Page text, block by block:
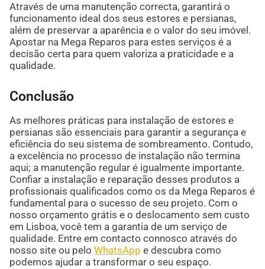
Através de uma manutenção correcta, garantirá o
funcionamento ideal dos seus estores e persianas,
além de preservar a aparência e o valor do seu imóvel.
Apostar na Mega Reparos para estes serviços é a
decisão certa para quem valoriza a praticidade e a
qualidade.
Conclusão
As melhores práticas para instalação de estores e
persianas são essenciais para garantir a segurança e
eficiência do seu sistema de sombreamento. Contudo,
a excelência no processo de instalação não termina
aqui; a manutenção regular é igualmente importante.
Confiar a instalação e reparação desses produtos a
profissionais qualificados como os da Mega Reparos é
fundamental para o sucesso de seu projeto. Com o
nosso orçamento grátis e o deslocamento sem custo
em Lisboa, você tem a garantia de um serviço de
qualidade. Entre em contacto connosco através do
nosso site ou pelo WhatsApp e descubra como
podemos ajudar a transformar o seu espaço.